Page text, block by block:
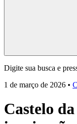
Digite sua busca e
1 de março de 2026 •
Castelo